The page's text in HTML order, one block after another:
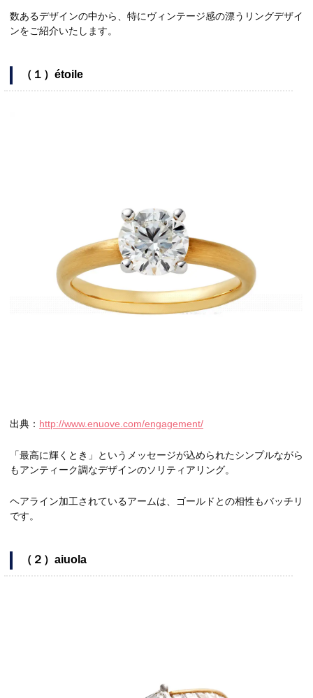
数あるデザインの中から、特にヴィンテージ感の漂うリングデザイ
ンをご紹介いたします。
（１）étoile
出典： http://www.enuove.com/engagement/
「最高に輝くとき」というメッセージが込められたシンプルながら
もアンティーク調なデザインのソリティアリング。
ヘアライン加工されているアームは、ゴールドとの相性もバッチリ
です。
（２）aiuola